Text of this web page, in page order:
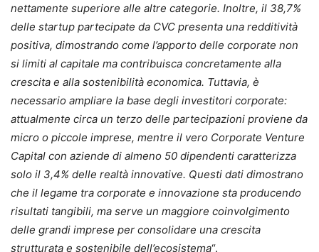
nettamente superiore alle altre categorie. Inoltre, il 38,7%
delle startup partecipate da CVC presenta una redditività
positiva, dimostrando come l’apporto delle corporate non
si limiti al capitale ma contribuisca concretamente alla
crescita e alla sostenibilità economica. Tuttavia, è
necessario ampliare la base degli investitori corporate:
attualmente circa un terzo delle partecipazioni proviene da
micro o piccole imprese, mentre il vero Corporate Venture
Capital con aziende di almeno 50 dipendenti caratterizza
solo il 3,4% delle realtà innovative. Questi dati dimostrano
che il legame tra corporate e innovazione sta producendo
risultati tangibili, ma serve un maggiore coinvolgimento
delle grandi imprese per consolidare una crescita
strutturata e sostenibile dell’ecosistema“.